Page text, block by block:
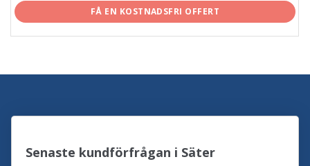
FÅ EN KOSTNADSFRI OFFERT
Senaste kundförfrågan i Säter